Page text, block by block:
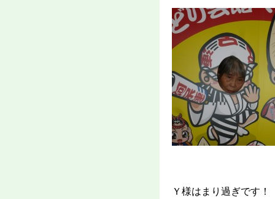
Ｙ様はまり過ぎです！